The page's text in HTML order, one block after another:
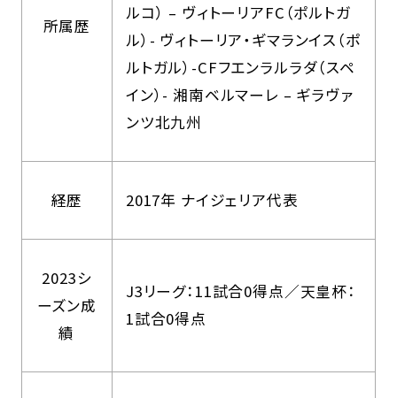
所属歴
ルコ） – ヴィトーリアFC（ポルトガ
ル）- ヴィトーリア・ギマランイス（ポ
ルトガル）-CFフエンラルラダ（スペ
イン）- 湘南ベルマーレ – ギラヴァ
ンツ北九州
経歴 2017年 ナイジェリア代表
2023シ
ーズン成
績
J3リーグ：11試合0得点／天皇杯：
1試合0得点